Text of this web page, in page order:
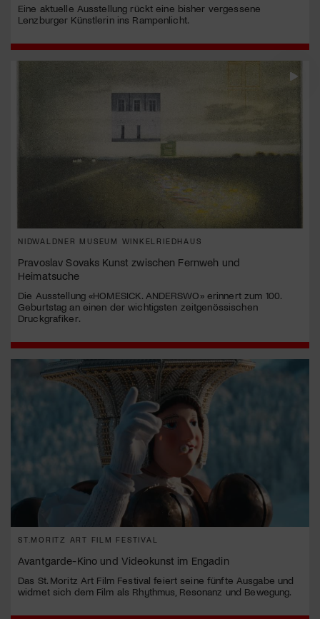
Eine aktuelle Ausstellung rückt eine bisher vergessene
Lenzburger Künstlerin ins Rampenlicht.
NIDWALDNER MUSEUM WINKELRIEDHAUS
Pravoslav Sovaks Kunst zwischen Fernweh und
Heimatsuche
Die Ausstellung «HOMESICK. ANDERSWO» erinnert zum 100.
Geburtstag an einen der wichtigsten zeitgenössischen
Druckgrafiker.
ST.MORITZ ART FILM FESTIVAL
Avantgarde-Kino und Videokunst im Engadin
Das St. Moritz Art Film Festival feiert seine fünfte Ausgabe und
widmet sich dem Film als Rhythmus, Resonanz und Bewegung.